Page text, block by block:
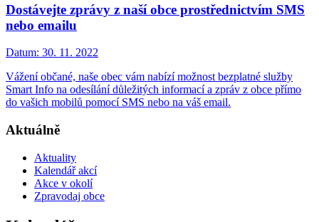
Dostávejte zprávy z naší obce prostřednictvím SMS
nebo emailu
Datum: 30. 11. 2022
Vážení občané, naše obec vám nabízí možnost bezplatné služby
Smart Info na odesílání důležitých informací a zpráv z obce přímo
do vašich mobilů pomocí SMS nebo na váš email.
Aktuálně
Aktuality
Kalendář akcí
Akce v okolí
Zpravodaj obce